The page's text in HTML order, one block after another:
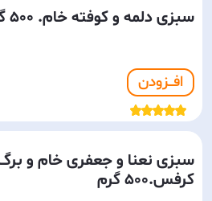
سبزی دلمه و کوفته خام. 500 گرم
افـــزودن
سبزی نعنا و جعفری خام و
کرفس.500 گرم